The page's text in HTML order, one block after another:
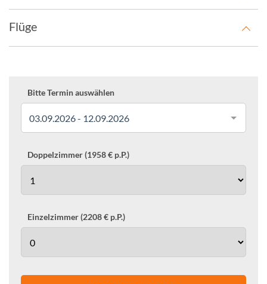
Flüge
Bitte Termin auswählen
03.09.2026 - 12.09.2026
Doppelzimmer (1958 € p.P.)
Einzelzimmer (2208 € p.P.)